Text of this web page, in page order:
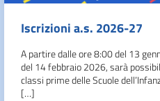
Iscrizioni a.s. 2026-27
A partire dalle ore 8:00 del 13
del 14 febbraio 2026, sarà
classi prime delle Scuole
[…]